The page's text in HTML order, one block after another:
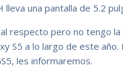
una pantalla de 5.2
respecto pero no tengo
S5 a lo largo de este
les informaremos.